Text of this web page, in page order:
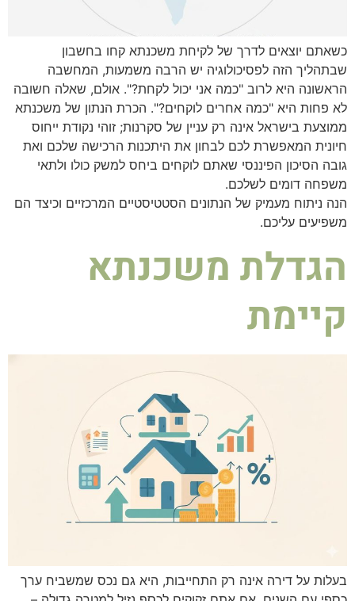
כשאתם יוצאים לדרך של לקיחת משכנתא קחו בחשבון
שבתהליך הזה לפסיכולוגיה יש הרבה משמעות, המחשבה
הראשונה היא לרוב "כמה אני יכול לקחת?". אולם, שאלה חשובה
לא פחות היא "כמה אחרים לוקחים?". הכרת הנתון של משכנתא
ממוצעת בישראל אינה רק עניין של סקרנות; זוהי נקודת ייחוס
חיונית המאפשרת לכם לבחון את היתכנות הרכישה שלכם ואת
גובה הסיכון הפיננסי שאתם לוקחים ביחס למשק כולו ולתאי
משפחה דומים לשלכם.
הנה ניתוח מעמיק של הנתונים הסטטיסטיים המרכזיים וכיצד הם
משפיעים עליכם.
הגדלת משכנתא
קיימת
בעלות על דירה אינה רק התחייבות, היא גם נכס שמשביח ערך